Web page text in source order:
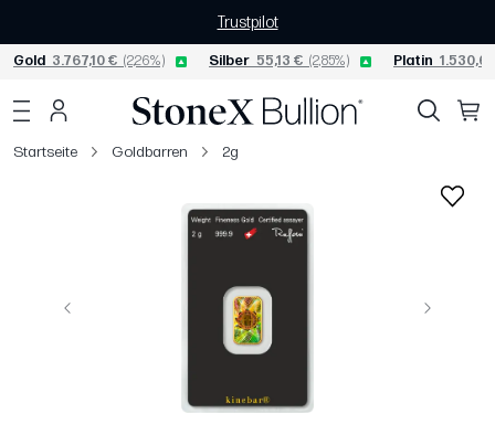
Trustpilot
Gold 3.767,10 € (2,26%) Silber 55,13 € (2,85%) Platin
Startseite Goldbarren 2g
Vorige Weiter